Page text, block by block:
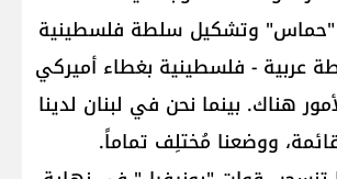
"حماس" وتشكيل سلطة فلسطينية
عربية - فلسطينية بغطاء أميركي
هناك. بينما نحن في لبنان لدينا
ووضعنا مُختلِف تماماً.